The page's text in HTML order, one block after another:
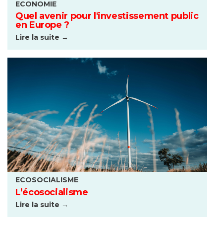
ECONOMIE
Quel avenir pour l'investissement public
en Europe ?
Lire la suite →
ECOSOCIALISME
L’écosocialisme
Lire la suite →